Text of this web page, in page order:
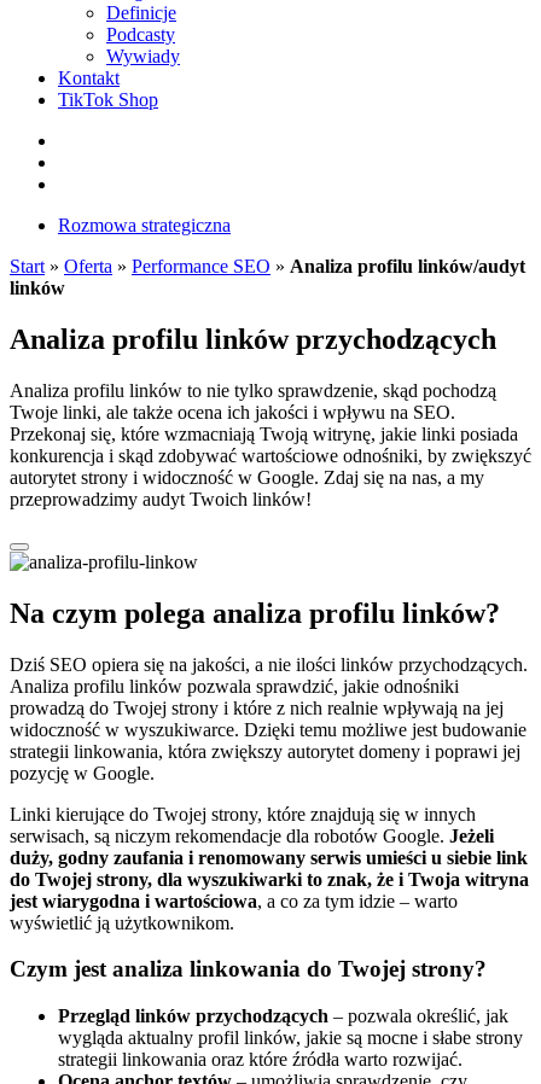
Definicje
Podcasty
Wywiady
Kontakt
TikTok Shop
Rozmowa strategiczna
Start » Oferta » Performance SEO » Analiza profilu linków/audyt
linków
Analiza profilu linków przychodzących
Analiza profilu linków to nie tylko sprawdzenie, skąd pochodzą
Twoje linki, ale także ocena ich jakości i wpływu na SEO.
Przekonaj się, które wzmacniają Twoją witrynę, jakie linki posiada
konkurencja i skąd zdobywać wartościowe odnośniki, by zwiększyć
autorytet strony i widoczność w Google. Zdaj się na nas, a my
przeprowadzimy audyt Twoich linków!
Na czym polega analiza profilu linków?
Dziś SEO opiera się na jakości, a nie ilości linków przychodzących.
Analiza profilu linków pozwala sprawdzić, jakie odnośniki
prowadzą do Twojej strony i które z nich realnie wpływają na jej
widoczność w wyszukiwarce. Dzięki temu możliwe jest budowanie
strategii linkowania, która zwiększy autorytet domeny i poprawi jej
pozycję w Google.
Linki kierujące do Twojej strony, które znajdują się w innych
serwisach, są niczym rekomendacje dla robotów Google. Jeżeli
duży, godny zaufania i renomowany serwis umieści u siebie link
do Twojej strony, dla wyszukiwarki to znak, że i Twoja witryna
jest wiarygodna i wartościowa, a co za tym idzie – warto
wyświetlić ją użytkownikom.
Czym jest analiza linkowania do Twojej strony?
Przegląd linków przychodzących – pozwala określić, jak
wygląda aktualny profil linków, jakie są mocne i słabe strony
strategii linkowania oraz które źródła warto rozwijać.